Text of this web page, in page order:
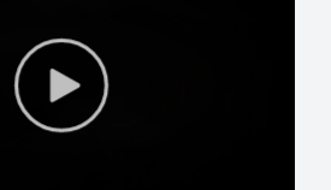
Play